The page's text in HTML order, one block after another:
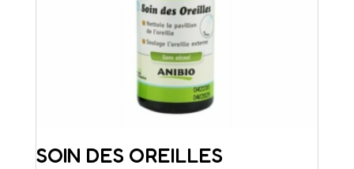
SOIN DES OREILLES